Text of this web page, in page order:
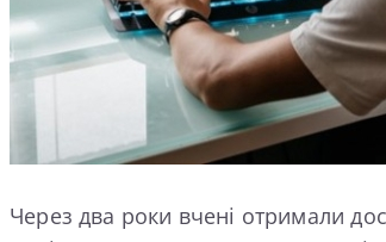
Через два роки вчені отримали